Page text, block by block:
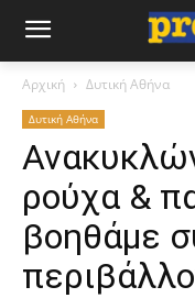
Αρχική Δυτική Αθήνα
Δυτική Αθήνα
ρούχα &
βοηθάμε